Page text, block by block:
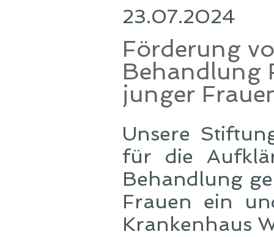
23.07.2024
Förderung
Behandlung
junger
Unsere
für die
Behandlung
Frauen ein
Krankenhaus